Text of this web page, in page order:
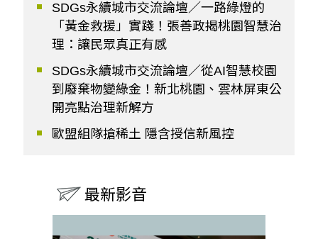
SDGs永續城市交流論壇／一路綠燈的
「黃金救援」實踐！張善政揭桃園智慧治
理：讓民眾真正有感
SDGs永續城市交流論壇／從AI智慧校園
到廢棄物變綠金！新北桃園、雲林屏東公
開亮點治理新解方
歐盟組隊搶稀土 隱含授信新風控
最新影音